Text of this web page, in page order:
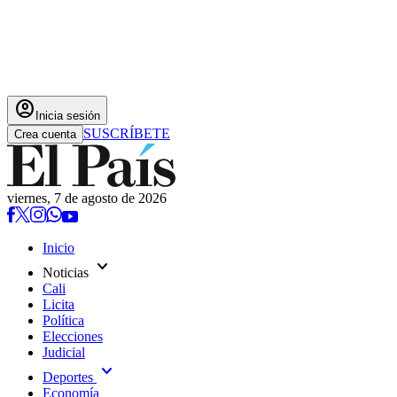
account_circle Inicia sesión
Crea cuenta SUSCRÍBETE
viernes, 7 de agosto de 2026
Inicio
Noticias expand_more
Cali
Licita
Política
Elecciones
Judicial
Deportes expand_more
Economía